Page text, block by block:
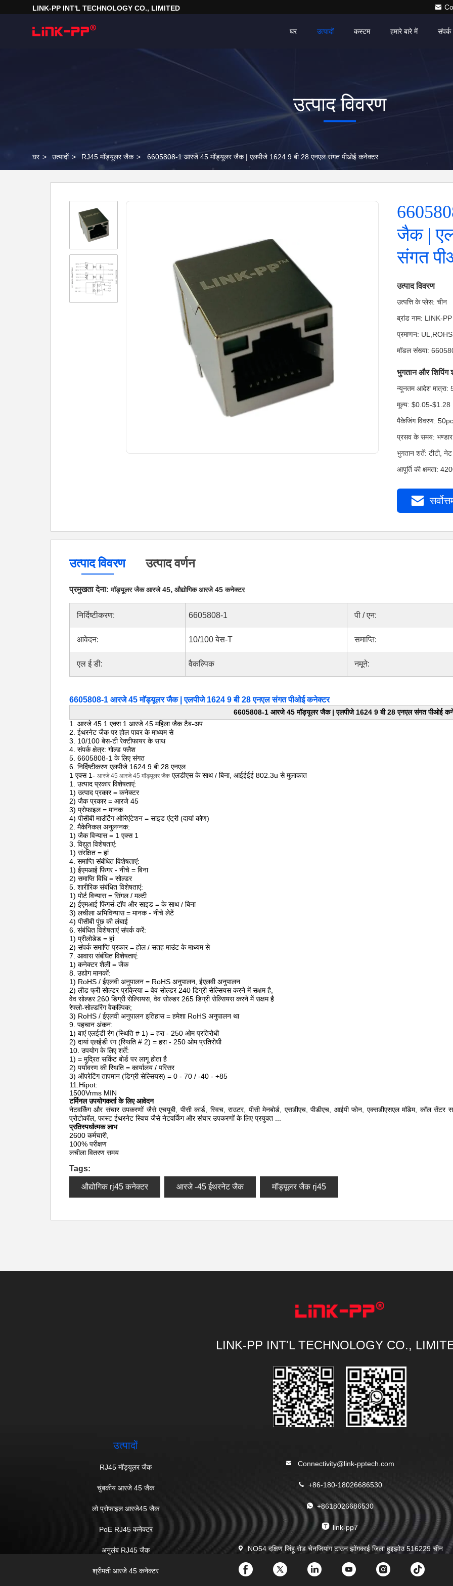
LINK-PP INT'L TECHNOLOGY CO., LIMITED
घर उत्पादों हमारे बारे में
कस्टम
उत्पाद विवरण
घर > उत्पादों > RJ45 मॉड्यूलर जैक > 6605808-1 आरजे 45 मॉड्यूलर जैक | एलपीजे 1624 9 बी 28 एनएल संगत पीओई कनेक्टर
जैक |
संगत
उत्पाद विवरण
उत्पत्ति के प्लेस: चीन
ब्रांड नाम: LINK-PP
प्रमाणन:
मॉडल संख्या:
भुगतान और शिपिंग
न्यूनतम आदेश
मूल्य: $0.05-$1.28
पैकेजिंग विवरण:
प्रसव के समय: भण्डार
भुगतान शर्तें: टीटी,
आपूर्ति की क्षमता:
उत्पाद विवरण उत्पाद वर्णन
प्रमुखता देना:मॉड्यूलर जैक आरजे 45, औद्योगिक आरजे 45 कनेक्टर
निर्दिष्टीकरण: 6605808-1 पी / एन:
आवेदन: 10/100 बेस-T समाप्ति:
एल ई डी: वैकल्पिक नमूने:
6605808-1 आरजे 45 मॉड्यूलर जैक | एलपीजे 1624 9 बी 28 एनएल संगत पीओई कनेक्टर
6605808-1 आरजे 45 मॉड्यूलर जैक | एलपीजे 1624 9 बी 28 एनएल संगत पीओई
1. आरजे 45 1 एक्स 1 आरजे 45 महिला जैक टैब-अप
2. ईथरनेट जैक पर होल पावर के माध्यम से
3. 10/100 बेस-टी रेक्टीफायर के साथ
4. संपर्क क्षेत्र: गोल्ड फ्लैश
5. 6605808-1 के लिए संगत
6. निर्दिष्टीकरण एलपीजे 1624 9 बी 28 एनएल
1 एक्स 1- आरजे 45 आरजे 45 मॉड्यूलर जैक एलडीएस के साथ / बिना, आईईईई 802.3u से मुलाकात
1. उत्पाद प्रकार विशेषताएं:
1) उत्पाद प्रकार = कनेक्टर
2) जैक प्रकार = आरजे 45
3) प्रोफाइल = मानक
4) पीसीबी माउंटिंग ओरिएंटेशन = साइड एंट्री (दायां कोण)
2. मैकेनिकल अनुलग्नक:
1) जैक विन्यास = 1 एक्स 1
3. विद्युत विशेषताएं:
1) संरक्षित = हां
4. समाप्ति संबंधित विशेषताएं:
1) ईएमआई फिंगर - नीचे = बिना
2) समाप्ति विधि = सोल्डर
5. शारीरिक संबंधित विशेषताएं:
1) पोर्ट विन्यास = सिंगल / मल्टी
2) ईएमआई फिंगर्स-टॉप और साइड = के साथ / बिना
3) लचीला अभिविन्यास = मानक - नीचे लेटें
4) पीसीबी पूंछ की लंबाई
6. संबंधित विशेषताएं संपर्क करें:
1) प्रीलोडेड = हां
2) संपर्क समाप्ति प्रकार = होल / सतह माउंट के माध्यम से
7. आवास संबंधित विशेषताएं:
1) कनेक्टर शैली = जैक
8. उद्योग मानकों:
1) RoHS / ईएलवी अनुपालन = RoHS अनुपालन, ईएलवी अनुपालन
2) लीड फ्री सोल्डर प्रक्रिया = वेव सोल्डर 240 डिग्री सेल्सियस करने में सक्षम है,
वेव सोल्डर 260 डिग्री सेल्सियस, वेव सोल्डर 265 डिग्री सेल्सियस करने में सक्षम है
रेफ्लो-सोल्डरिंग वैकल्पिक;
3) RoHS / ईएलवी अनुपालन इतिहास = हमेशा RoHS अनुपालन था
9. पहचान अंकन:
1) बाएं एलईडी रंग (स्थिति # 1) = हरा - 250 ओम प्रतिरोधी
2) दायां एलईडी रंग (स्थिति # 2) = हरा - 250 ओम प्रतिरोधी
10. उपयोग के लिए शर्तें:
1) = मुद्रित सर्किट बोर्ड पर लागू होता है
2) पर्यावरण की स्थिति = कार्यालय / परिसर
3) ऑपरेटिंग तापमान (डिग्री सेल्सियस) = 0 - 70 / -40 - +85
11.Hipot:
1500Vrms MIN
टर्मिनल उपयोगकर्ता के लिए आवेदन
नेटवर्किंग और संचार उपकरणों जैसे एचयूबी, पीसी कार्ड, स्विच, राउटर, पीसी मेनबोर्ड, एसडीएच, पीडीएच, आईपी फोन, एक्सडीएसएल मॉडेम, कॉल सेंटर
प्रोटोकॉल, फास्ट ईथरनेट स्विच जैसे नेटवर्किंग और संचार उपकरणों के लिए प्रयुक्त
प्रतिस्पर्धात्मक लाभ
2600 कर्मचारी,
100% परीक्षण
लचीला वितरण समय
Tags:
औद्योगिक rj45 कनेक्टर आरजे -45 ईथरनेट जैक मॉड्यूलर जैक rj45
LINK-PP INT'L TECHNOLOGY CO.,
उत्पादों
RJ45 मॉड्यूलर जैक
चुंबकीय आरजे 45 जैक
लो प्रोफाइल आरजे45 जैक
PoE RJ45 कनेक्टर
अनुलंब RJ45 जैक
श्रीमती आरजे 45 कनेक्टर
Connectivity@link-pptech.com
+86-180-18026686530
+8618026686530
link-pp7
NO54 दक्षिण जिंहू रोड चेनजियांग टाउन झोंगकाई जिला हुइझोउ 516229 चीन